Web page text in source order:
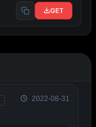
GET
2022-08-31